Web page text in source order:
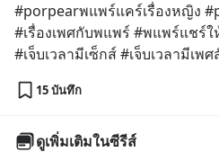
#porpearพแพร์แคร์เรื่องหญิง
#เรื่องเพศกับพแพร์ #พแพร์แชร์ใ
#เจ็บเวลามีเซ็กส์ #เจ็บเวลามีเพ
15 บันทึก
ดูเพิ่มเติมในซีรีส์